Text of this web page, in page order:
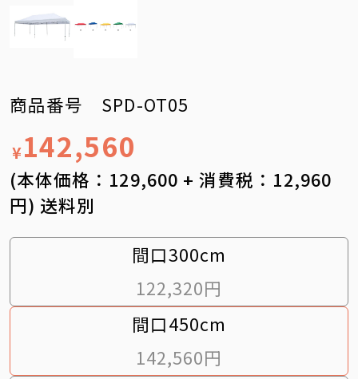
商品番号 SPD-OT05
¥142,560
(本体価格：129,600 + 消費税：12,960
円) 送料別
間口300cm
122,320円
間口450cm
142,560円